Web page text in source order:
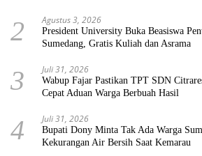
2 Agustus 3, 2026
President University Buka Beasiswa
Sumedang, Gratis Kuliah dan Asrama
3 Juli 31, 2026
Wabup Fajar Pastikan TPT SDN
Cepat Aduan Warga Berbuah Hasil
4 Juli 31, 2026
Bupati Dony Minta Tak Ada Warga
Kekurangan Air Bersih Saat Kemarau